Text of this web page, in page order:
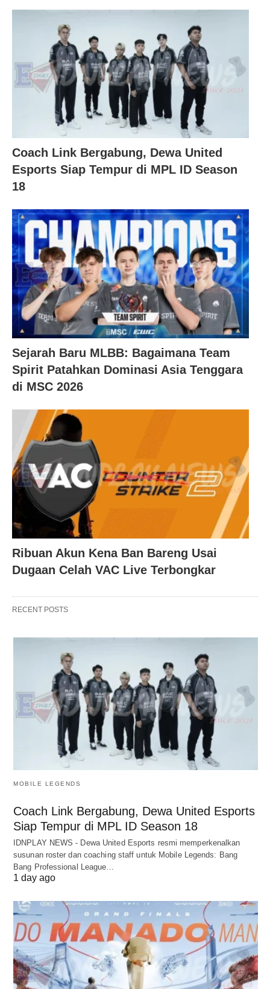
Coach Link Bergabung, Dewa United
Esports Siap Tempur di MPL ID Season
18
Sejarah Baru MLBB: Bagaimana Team
Spirit Patahkan Dominasi Asia Tenggara
di MSC 2026
Ribuan Akun Kena Ban Bareng Usai
Dugaan Celah VAC Live Terbongkar
RECENT POSTS
MOBILE LEGENDS
Coach Link Bergabung, Dewa United Esports
Siap Tempur di MPL ID Season 18
IDNPLAY NEWS - Dewa United Esports resmi memperkenalkan
susunan roster dan coaching staff untuk Mobile Legends: Bang
Bang Professional League…
1 day ago